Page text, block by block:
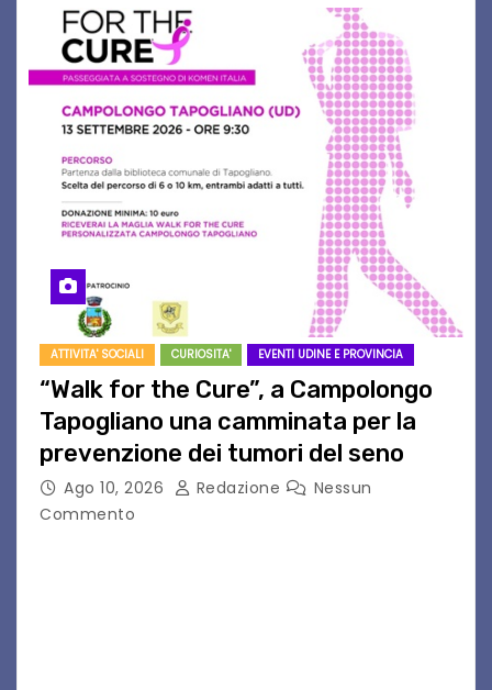
ATTIVITA' SOCIALI CURIOSITA' EVENTI UDINE E PROVINCIA
“Walk for the Cure”, a Campolongo
Tapogliano una camminata per la
prevenzione dei tumori del seno
Ago 10, 2026 Redazione
Nessun
Commento